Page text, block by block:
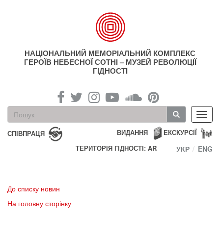
НАЦІОНАЛЬНИЙ МЕМОРІАЛЬНИЙ КОМПЛЕКС
ГЕРОЇВ НЕБЕСНОЇ СОТНІ – МУЗЕЙ РЕВОЛЮЦІЇ
ГІДНОСТІ
Пошукова
форма
Пошук
СПІВПРАЦЯ ЕКСКУРСІЇ
ВИДАННЯ
ТЕРИТОРІЯ ГІДНОСТІ: AR
УКР ENG
До списку новин
На головну сторінку